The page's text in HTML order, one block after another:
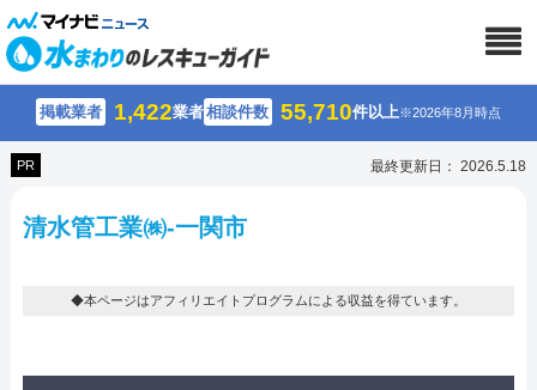
掲載業者 1,422業者相談件数 55,710件以上※2026年8月時点
PR 最終更新日： 2026.5.18
清水管工業㈱-一関市
◆本ページはアフィリエイトプログラムによる収益を得ています。